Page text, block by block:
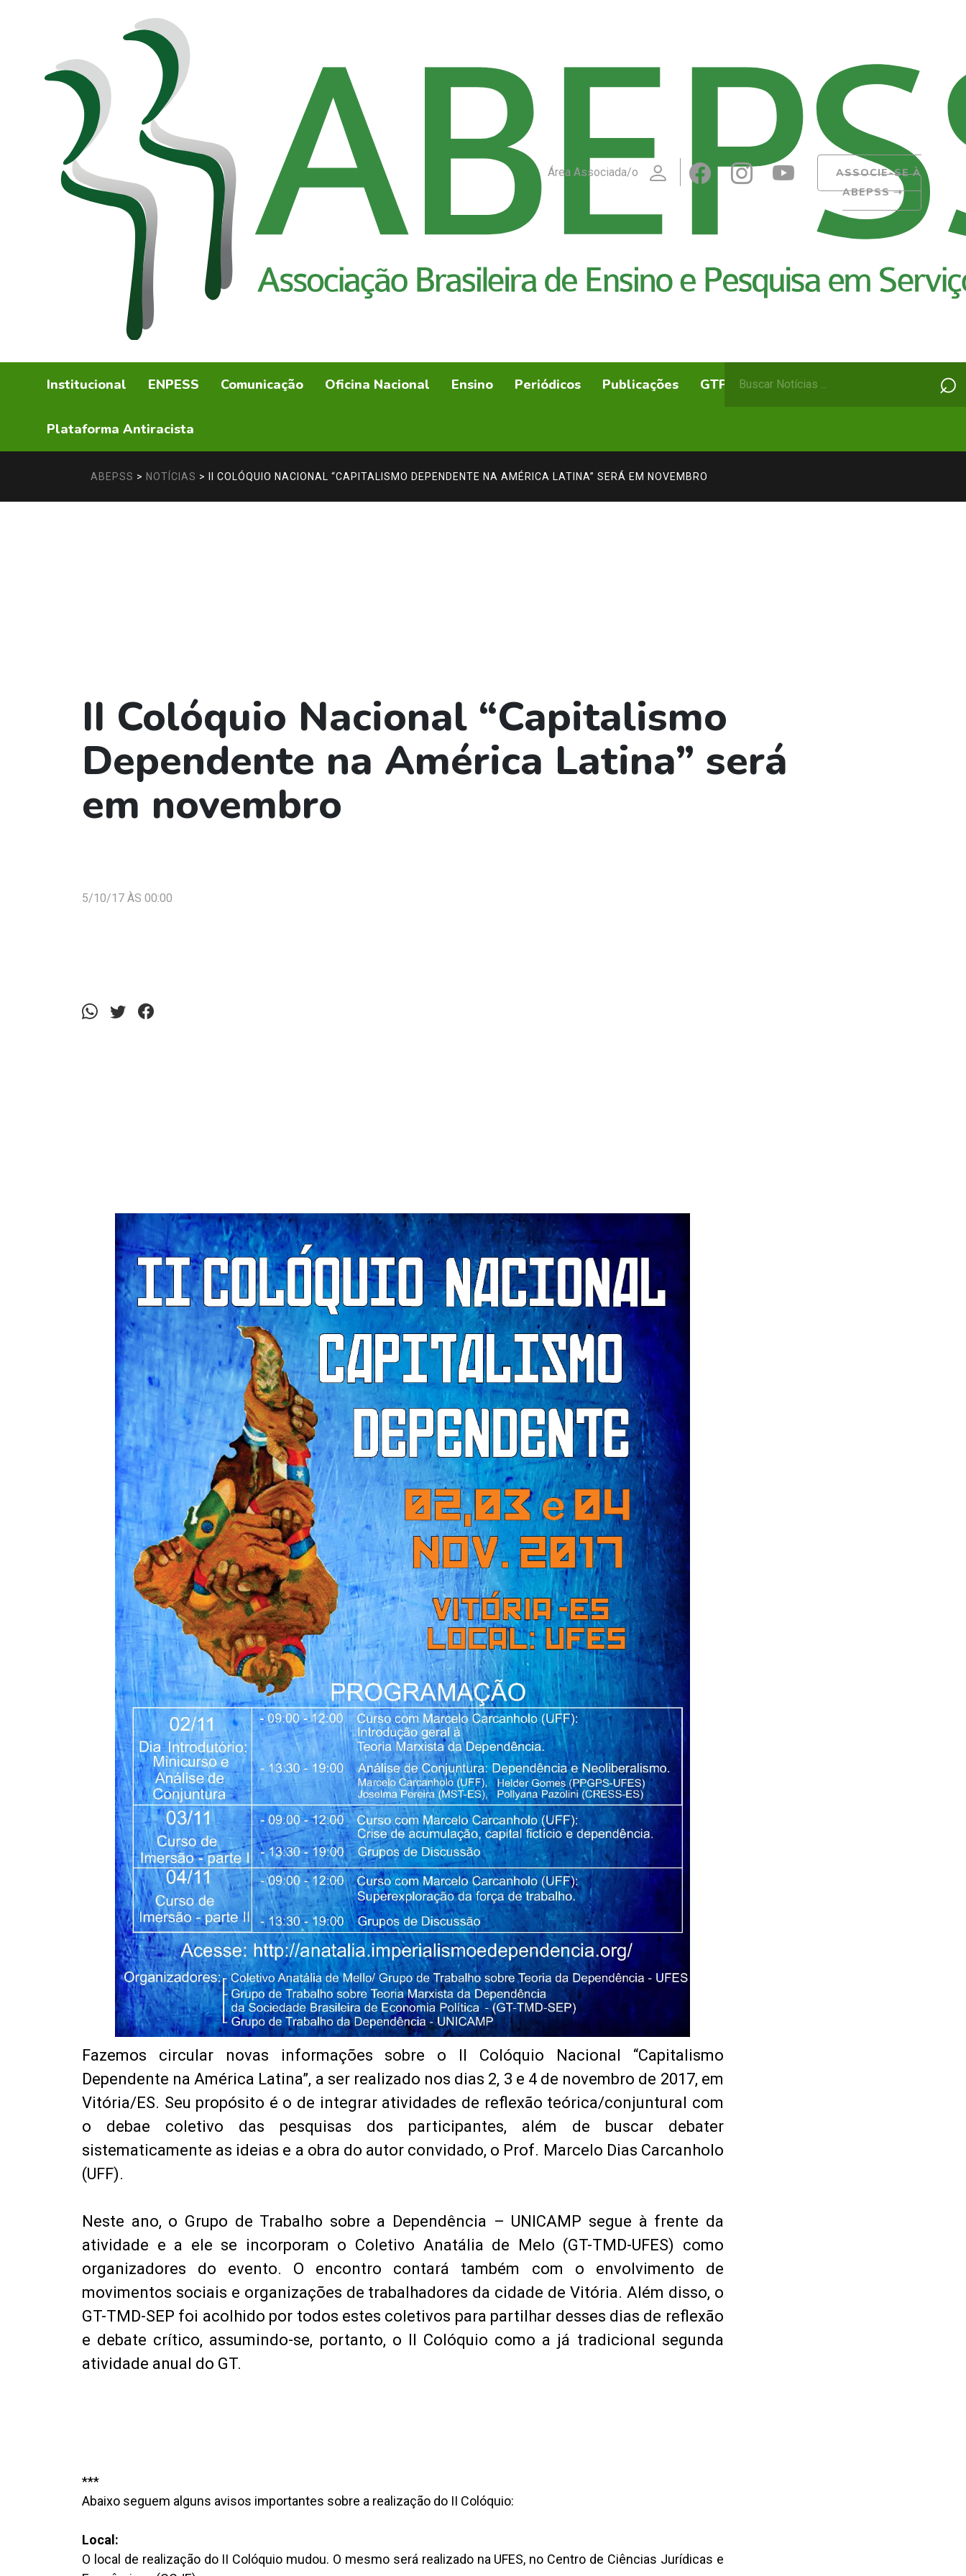
Área Associada/o
ASSOCIE-SE À
ABEPSS➝
Institucional ENPESS Comunicação Oficina Nacional Ensino Periódicos Publicações GTPs ABEPSS Itinerante
Plataforma Antiracista
por:
⌕
ABEPSS > NOTÍCIAS > II COLÓQUIO NACIONAL “CAPITALISMO DEPENDENTE NA AMÉRICA LATINA” SERÁ EM NOVEMBRO
II Colóquio Nacional “Capitalismo
Dependente na América Latina” será
em novembro
5/10/17 ÀS 00:00
Fazemos circular novas informações sobre o II Colóquio Nacional “Capitalismo
Dependente na América Latina”, a ser realizado nos dias 2, 3 e 4 de novembro de 2017, em
Vitória/ES. Seu propósito é o de integrar atividades de reflexão teórica/conjuntural com
o debae coletivo das pesquisas dos participantes, além de buscar debater
sistematicamente as ideias e a obra do autor convidado, o Prof. Marcelo Dias Carcanholo
(UFF).
Neste ano, o Grupo de Trabalho sobre a Dependência – UNICAMP segue à frente da
atividade e a ele se incorporam o Coletivo Anatália de Melo (GT-TMD-UFES) como
organizadores do evento. O encontro contará também com o envolvimento de
movimentos sociais e organizações de trabalhadores da cidade de Vitória. Além disso, o
GT-TMD-SEP foi acolhido por todos estes coletivos para partilhar desses dias de reflexão
e debate crítico, assumindo-se, portanto, o II Colóquio como a já tradicional segunda
atividade anual do GT.
***
Abaixo seguem alguns avisos importantes sobre a realização do II Colóquio:
Local:
O local de realização do II Colóquio mudou. O mesmo será realizado na UFES, no Centro de Ciências Jurídicas e